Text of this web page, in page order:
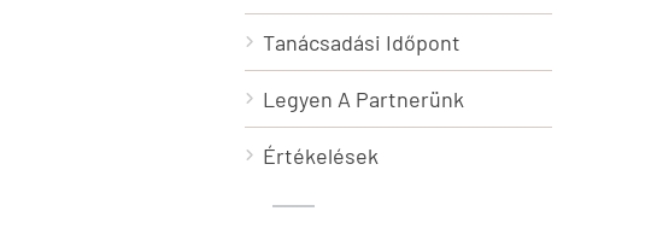
Tanácsadási Időpont
Legyen A Partnerünk
Értékelések